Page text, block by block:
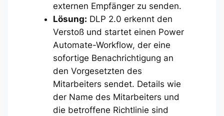
externen Empfänger zu senden.
Lösung: DLP 2.0 erkennt den
Verstoß und startet einen Power
Automate-Workflow, der eine
sofortige Benachrichtigung an
den Vorgesetzten des
Mitarbeiters sendet. Details wie
der Name des Mitarbeiters und
die betroffene Richtlinie sind